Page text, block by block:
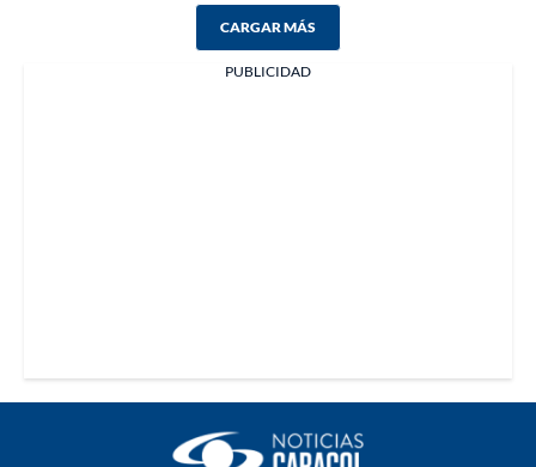
CARGAR MÁS
PUBLICIDAD